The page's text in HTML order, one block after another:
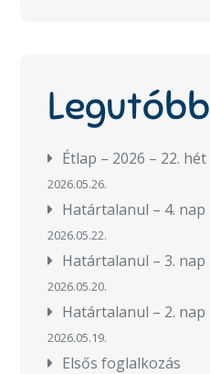
Étlap – 2026 – 22. hét
2026.05.26.
Határtalanul – 4. nap
2026.05.22.
Határtalanul – 3. nap
2026.05.20.
Határtalanul – 2. nap
2026.05.19.
Elsős foglalkozás